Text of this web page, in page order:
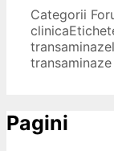
Categorii
clinica
Pagini